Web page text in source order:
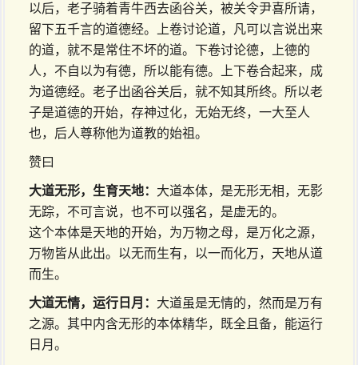
以后，老子骑着青牛西去函谷关，被关令尹喜所请，
留下五千言的道德经。上卷讨论道，凡可以言说出来
的道，就不是常住不坏的道。下卷讨论德，上德的
人，不自以为有德，所以能有德。上下卷合起来，成
为道德经。老子出函谷关后，就不知其所终。所以老
子是道德的开始，存神过化，无始无终，一大至人
也，后人尊称他为道教的始祖。
赞曰
大道无形，生育天地： 大道本体，是无形无相，无影
无踪，不可言说，也不可以强名，是虚无的。
这个本体是天地的开始，为万物之母，是万化之源，
万物皆从此出。以无而生有，以一而化万，天地从道
而生。
大道无情，运行日月： 大道虽是无情的，然而是万有
之源。其中内含无形的本体精华，既全且备，能运行
日月。